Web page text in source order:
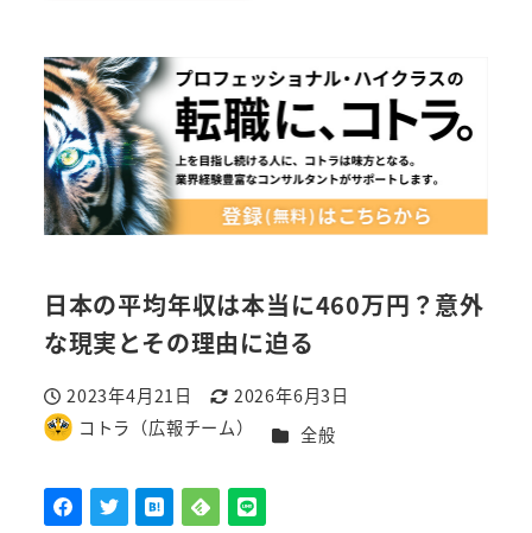
日本の平均年収は本当に460万円？意外
な現実とその理由に迫る
投稿日
2023年4月21日
更新日
2026年6月3日
著
コトラ（広報チーム） カテゴリー
全般